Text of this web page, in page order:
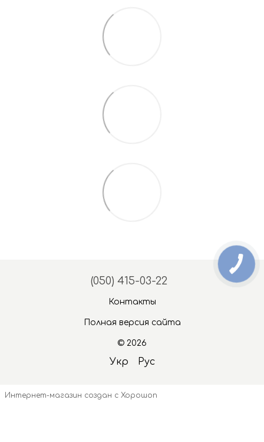
(050) 415-03-22
Контакты
Полная версия сайта
© 2026
Укр Рус
Интернет-магазин создан с Хорошоп